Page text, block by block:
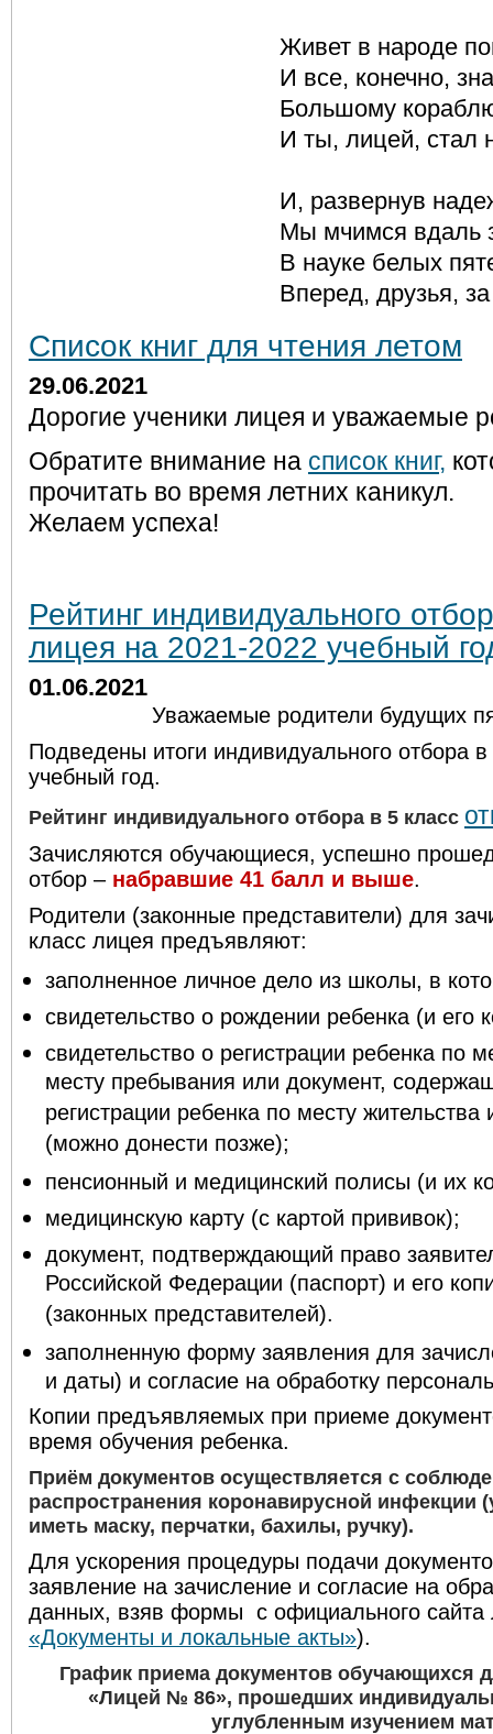
Живет в народе
И все, конечно, знаем
Большому кораблю –
И ты, лицей, стал нашим
И, развернув надежды
Мы мчимся вдаль за
В науке белых пятен
Вперед, друзья, за
Список книг для чтения летом
29.06.2021
Дорогие ученики лицея и уважаемые
Обратите внимание на список книг,
прочитать во время летних каникул.
Желаем успеха!
Рейтинг индивидуального
лицея на 2021-2022 учебный
01.06.2021
Уважаемые родители будущих
Подведены итоги индивидуального отбора
учебный год.
Рейтинг индивидуального отбора в 5 класс
Зачисляются обучающиеся, успешно
отбор – набравшие 41 балл и выше.
Родители (законные представители) для
класс лицея предъявляют:
заполненное личное дело из школы, в
свидетельство о рождении ребенка (и его
свидетельство о регистрации ребенка по
месту пребывания или документ,
регистрации ребенка по месту
(можно донести позже);
пенсионный и медицинский полисы (и их
медицинскую карту (с картой прививок);
документ, подтверждающий право
Российской Федерации (паспорт) и его
(законных представителей).
заполненную форму заявления для
и даты) и согласие на обработку
Копии предъявляемых при приеме
время обучения ребенка.
Приём документов осуществляется с
распространения коронавирусной инфекции
иметь маску, перчатки, бахилы, ручку).
Для ускорения процедуры подачи
заявление на зачисление и согласие на
данных, взяв формы с официального сайта
«Документы и локальные акты»).
График приема документов обучающихся
«Лицей № 86», прошедших
углубленным изучением